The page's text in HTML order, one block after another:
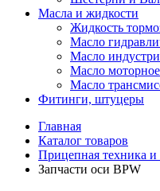
Масла и жидкости
Жидкость
Масло
Масло
Масло моторное
Масло
Фитинги, штуцеры
Главная
Каталог товаров
Прицепная техника
Запчасти оси BPW